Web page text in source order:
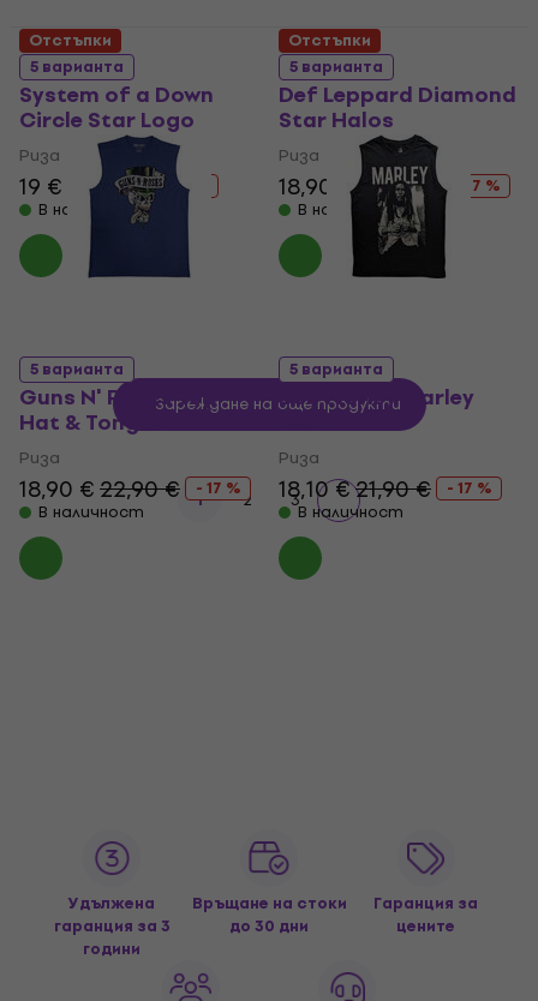
5 варианта
System of a Down
Circle Star Logo
Риза
19 € 22,90 €
- 17 %
В наличност
5 варианта
Def Leppard Diamond
Star Halos
Риза
18,90 €22,90 €
- 17 %
В наличност
Отстъпки
5 варианта
Guns N' Roses Top
Hat & Tongue
Риза
18,90 €22,90 €
- 17 %
В наличност
Отстъпки
5 варианта
Bob Marley Marley
B&W
Риза
18,10 €21,90 €
- 17 %
В наличност
Зареждане на още продукти
1 2 3
Удължена
гаранция за 3
години
Връщане на стоки
до 30 дни
Гаранция за
цените